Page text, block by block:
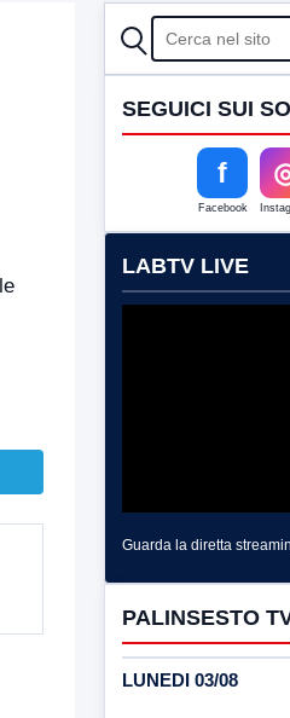
CERCA
SEGUICI SUI
f
Facebook
LABTV LIVE
Guarda la diretta
PALINSESTO
LUNEDI 03/08